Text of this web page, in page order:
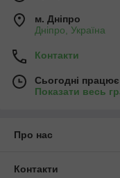
м. Дніпро
Дніпро, Україна
Контакти
Сьогодні
Показати весь
Про нас
Контакти